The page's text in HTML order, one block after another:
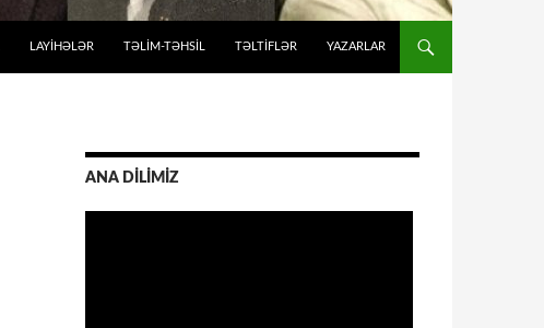
LAYİHƏLƏR TƏLIM-TƏHSIL TƏLTİFLƏR YAZARLAR
ANA DİLİMİZ